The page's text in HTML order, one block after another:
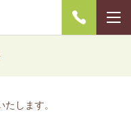
します。